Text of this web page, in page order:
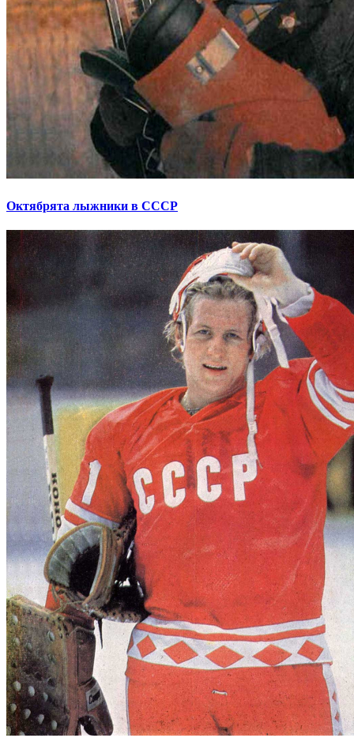
Октябрята лыжники в СССР